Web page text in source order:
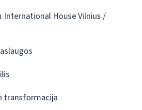
International House Vilnius /
transformacija